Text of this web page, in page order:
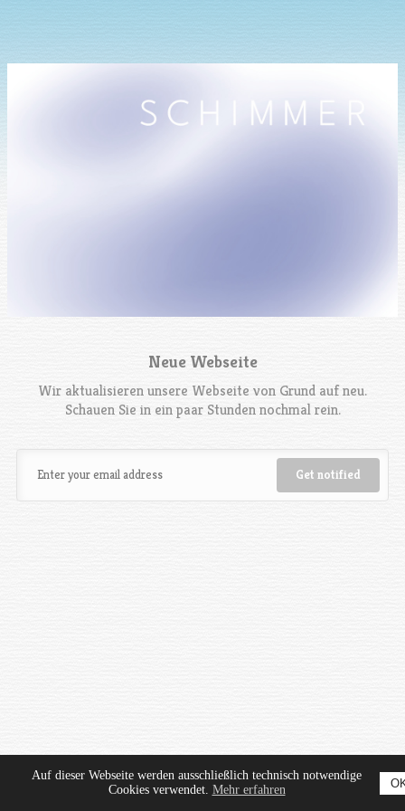
Neue Webseite
Wir aktualisieren unsere Webseite von Grund auf neu.
Schauen Sie in ein paar Stunden nochmal rein.
Auf dieser Webseite werden ausschließlich technisch notwendige
Cookies verwendet. Mehr erfahren